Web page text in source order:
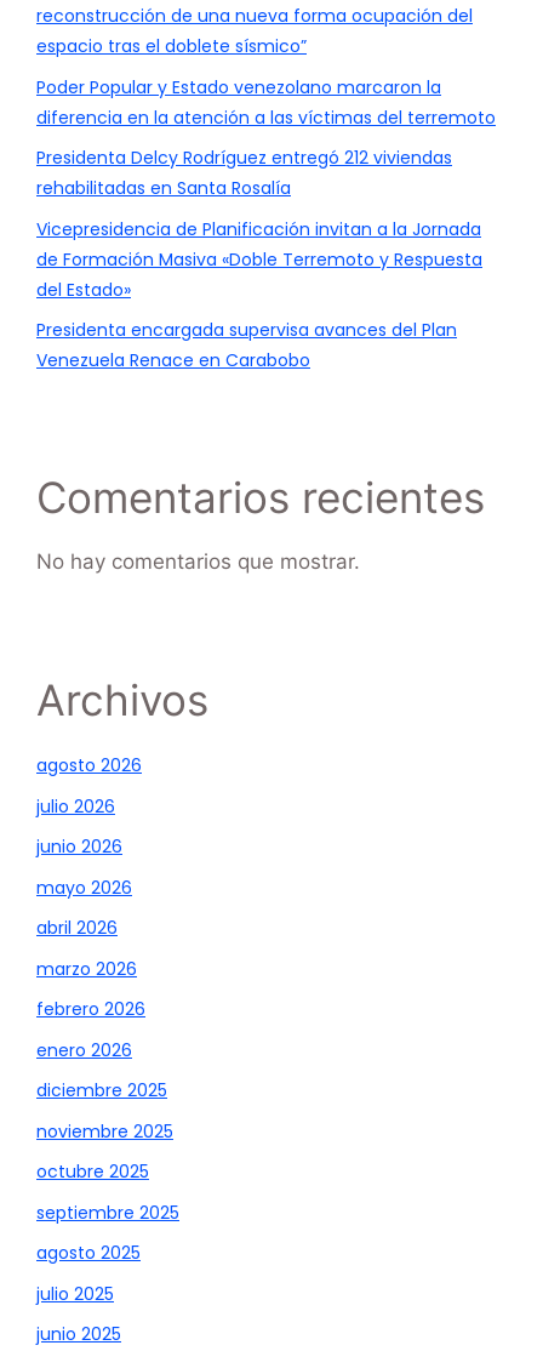
reconstrucción de una nueva forma ocupación del
espacio tras el doblete sísmico”
Poder Popular y Estado venezolano marcaron la
diferencia en la atención a las víctimas del terremoto
Presidenta Delcy Rodríguez entregó 212 viviendas
rehabilitadas en Santa Rosalía
Vicepresidencia de Planificación invitan a la Jornada
de Formación Masiva «Doble Terremoto y Respuesta
del Estado»
Presidenta encargada supervisa avances del Plan
Venezuela Renace en Carabobo
Comentarios recientes
No hay comentarios que mostrar.
Archivos
agosto 2026
julio 2026
junio 2026
mayo 2026
abril 2026
marzo 2026
febrero 2026
enero 2026
diciembre 2025
noviembre 2025
octubre 2025
septiembre 2025
agosto 2025
julio 2025
junio 2025